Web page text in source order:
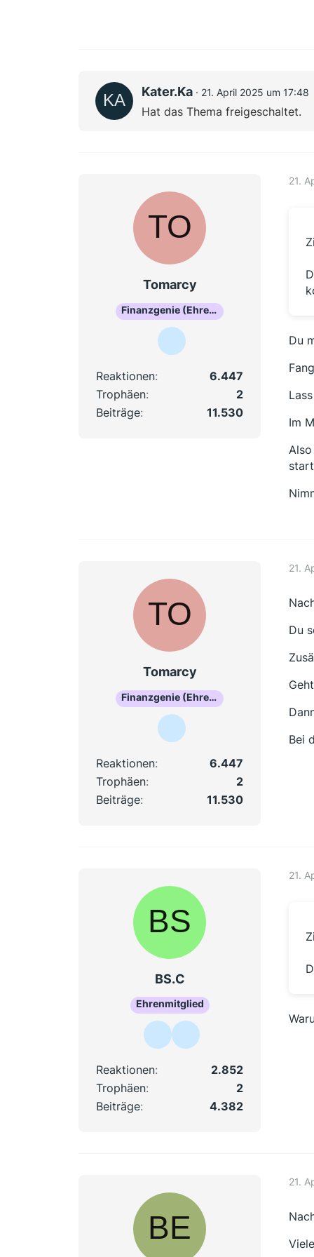
Kater.Ka 21. April 2025 um 17:48
Hat das Thema freigeschaltet.
Tomarcy
Finanzgenie (Ehrenmitglied)
Reaktionen
6.447
Trophäen
2
Beiträge
11.530
21.
Du
Im
Tomarcy
Finanzgenie (Ehrenmitglied)
Reaktionen
6.447
Trophäen
2
Beiträge
11.530
21.
Du
Bei
BS.C
Ehrenmitglied
Reaktionen
2.852
Trophäen
2
Beiträge
4.382
21.
21.